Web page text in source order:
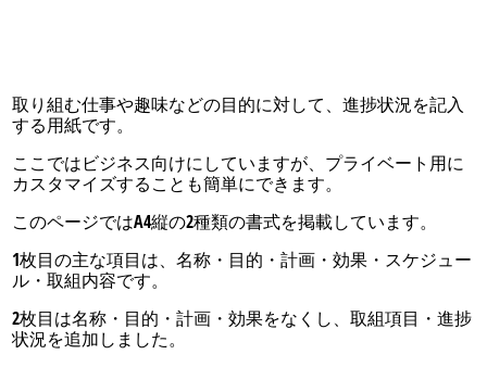
取り組む仕事や趣味などの目的に対して、進捗状況を記入
する用紙です。
ここではビジネス向けにしていますが、プライベート用に
カスタマイズすることも簡単にできます。
このページではA4縦の2種類の書式を掲載しています。
1枚目の主な項目は、名称・目的・計画・効果・スケジュー
ル・取組内容です。
2枚目は名称・目的・計画・効果をなくし、取組項目・進捗
状況を追加しました。